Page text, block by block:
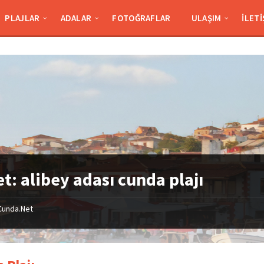
PLAJLAR ADALAR FOTOĞRAFLAR ULAŞIM
alibey adası cunda plajı